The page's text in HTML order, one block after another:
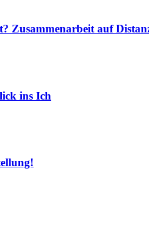
Zusammenarbeit auf
ins Ich